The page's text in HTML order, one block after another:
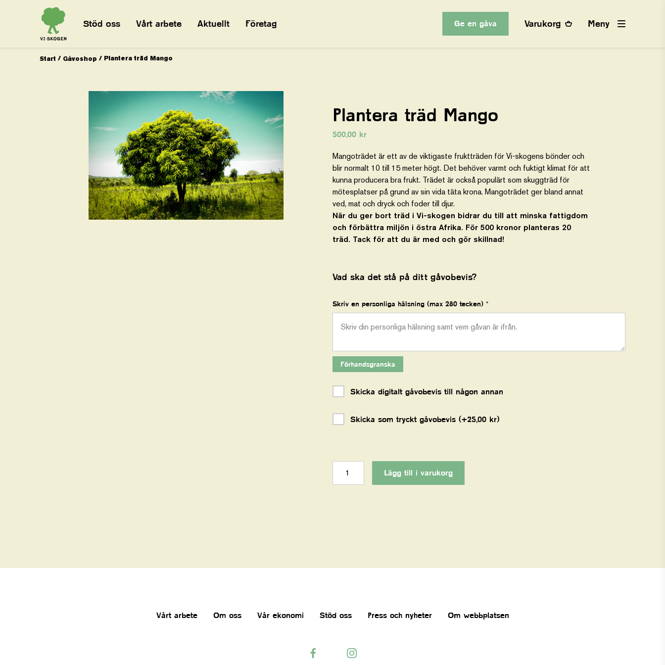
Stöd oss Vårt arbete Aktuellt Företag Ge en gåva Varukorg Meny
Start / Gåvoshop / Plantera träd Mango
Plantera träd Mango
500,00 kr
Mangoträdet är ett av de viktigaste fruktträden för Vi-skogens bönder och
blir normalt 10 till 15 meter högt. Det behöver varmt och fuktigt klimat för att
kunna producera bra frukt. Trädet är också populärt som skuggträd för
mötesplatser på grund av sin vida täta krona. Mangoträdet ger bland annat
ved, mat och dryck och foder till djur.
När du ger bort träd i Vi-skogen bidrar du till att minska fattigdom
och förbättra miljön i östra Afrika. För 500 kronor planteras 20
träd. Tack för att du är med och gör skillnad!
Vad ska det stå på ditt gåvobevis?
Skriv en personliga hälsning (max 280 tecken) *
Förhandsgranska
Skicka digitalt gåvobevis till någon annan
Skicka som tryckt gåvobevis (+25,00 kr)
Plantera
mängd
Lägg till i varukorg
Vårt arbete Om oss Vår ekonomi Stöd oss Press och nyheter Om webbplatsen